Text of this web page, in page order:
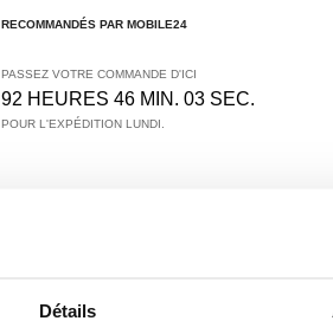
Détails
RECOMMANDÉS PAR MOBILE24
PASSEZ VOTRE COMMANDE D'ICI
92 HEURES 46 MIN. 02 SEC.
POUR L'EXPÉDITION LUNDI.